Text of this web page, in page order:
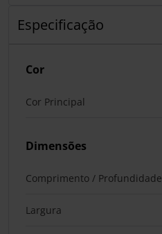
Especificação
Cor
Cor Principal
Dimensões
Comprimento / Profundidade
Largura